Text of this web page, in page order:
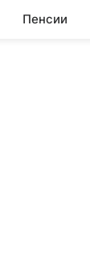
Пенсии